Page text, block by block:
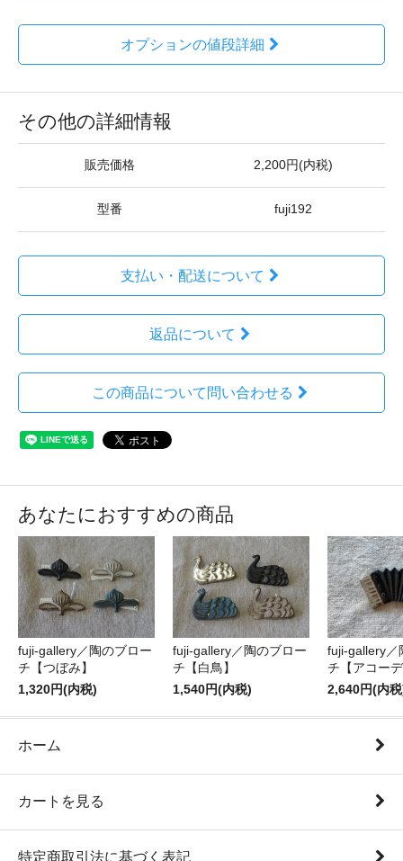
オプションの値段詳細
その他の詳細情報
販売価格 2,200円(内税)
型番 fuji192
支払い・配送について
返品について
この商品について問い合わせる
あなたにおすすめの商品
fuji-gallery／陶のブロー
チ【つぼみ】
1,320円(内税)
fuji-gallery／陶のブロー
チ【白鳥】
1,540円(内税)
fuji-gallery／
チ【アコー
2,640円(内
ホーム
カートを見る
特定商取引法に基づく表記